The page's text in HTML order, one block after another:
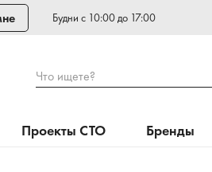
Будни с 10:00 до 17:00
Что ищете?
Проекты СТО Бренды